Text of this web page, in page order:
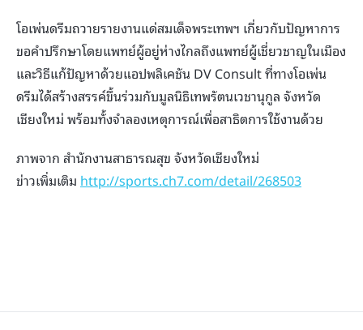
โอเพ่นดรีมถวายรายงานแด่สมเด็จพระเทพฯ เกี่ยวกับปัญหาการ
ขอคำปรึกษาโดยแพทย์ผู้อยู่ห่างไกลถึงแพทย์ผู้เชี่ยวชาญในเมือง
และวิธีแก้ปัญหาด้วยแอปพลิเคชัน DV Consult ที่ทางโอเพ่น
ดรีมได้สร้างสรรค์ขึ้นร่วมกับมูลนิธิเทพรัตนเวชานุกูล จังหวัด
เชียงใหม่ พร้อมทั้งจำลองเหตุการณ์เพื่อสาธิตการใช้งานด้วย
ภาพจาก สำนักงานสาธารณสุข จังหวัดเชียงใหม่
ข่าวเพิ่มเติม http://sports.ch7.com/detail/268503